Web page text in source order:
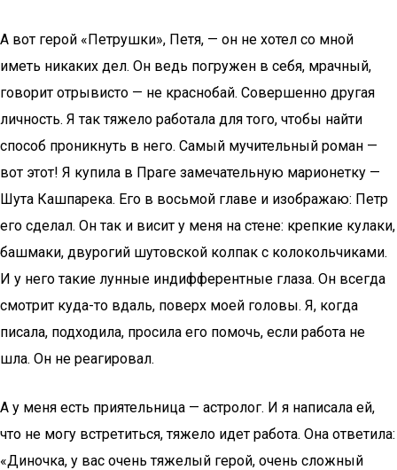
А вот герой «Петрушки», Петя, — он не хотел со мной
иметь никаких дел. Он ведь погружен в себя, мрачный,
говорит отрывисто — не краснобай. Совершенно другая
личность. Я так тяжело работала для того, чтобы найти
способ проникнуть в него. Самый мучительный роман —
вот этот! Я купила в Праге замечательную марионетку —
Шута Кашпарека. Его в восьмой главе и изображаю: Петр
его сделал. Он так и висит у меня на стене: крепкие кулаки,
башмаки, двурогий шутовской колпак с колокольчиками.
И у него такие лунные индифферентные глаза. Он всегда
смотрит куда-то вдаль, поверх моей головы. Я, когда
писала, подходила, просила его помочь, если работа не
шла. Он не реагировал.
А у меня есть приятельница — астролог. И я написала ей,
что не могу встретиться, тяжело идет работа. Она ответила:
«Диночка, у вас очень тяжелый герой, очень сложный